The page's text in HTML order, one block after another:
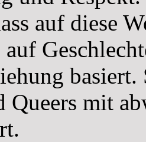
auf diese
auf
mit